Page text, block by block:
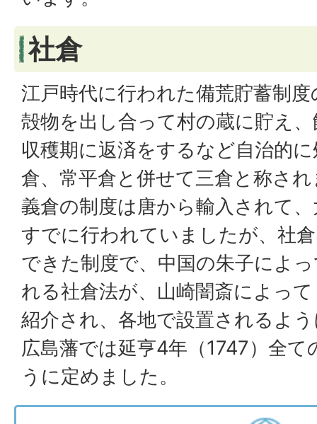
社倉
江戸時代に行われた備荒貯蓄制
殻物を出し合って村の蔵に貯え
収穫期に返済をするなど自治的
倉、常平倉と併せて三倉と称さ
義倉の制度は唐から輸入されて
すでに行われていましたが、社
できた制度で、中国の朱子によ
れる社倉法が、山崎闇斎によっ
紹介され、各地で設置されるよ
広島藩では延亨4年（1747）全
うに定めました。